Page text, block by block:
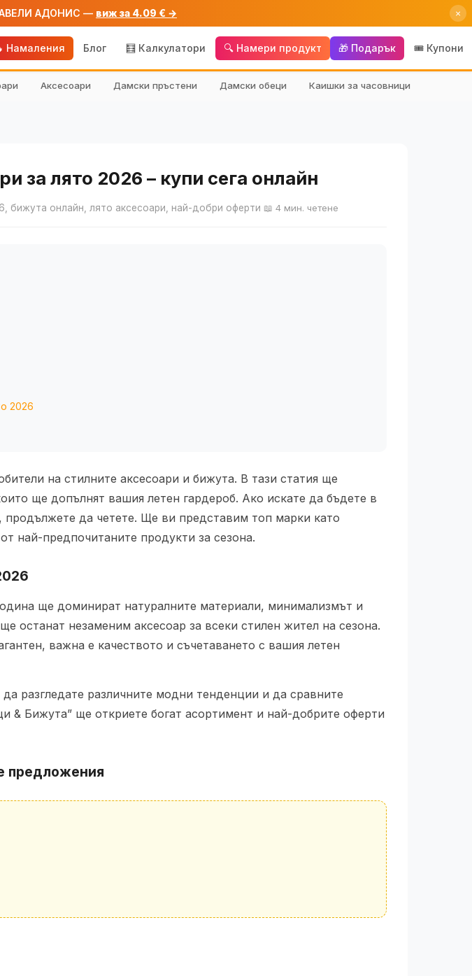
АДОНИС — виж за 4.09 € → ×
Намаления Блог 🧮 Калкулатори 🔍 Намери продукт 🎁 Подарък 🎟️ Купони
Аксесоари Дамски пръстени Дамски обеци Каишки за часовници
за лято 2026 – купи сега онлайн
бижута онлайн, лято аксесоари, най-добри оферти 📖 4 мин. четене
2026
на стилните аксесоари и бижута. В тази статия ще
ще допълнят вашия летен гардероб. Ако искате да бъдете в
да четете. Ще ви представим топ марки като
най-предпочитаните продукти за сезона.
ще доминират натуралните материали, минимализмът и
останат незаменим аксесоар за всеки стилен жител на сезона.
важна е качеството и съчетаването с вашия летен
разгледате различните модни тенденции и да сравните
& Бижута” ще откриете богат асортимент и най-добрите оферти
предложения